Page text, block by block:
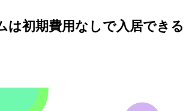
は初期費用なしで入居できる